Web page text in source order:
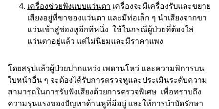
เครื่องช่วยฟังแบบแว่นตา เครื่องจะมีเครื่องรับและขยาย
เสียงอยู่ที่ขาของแว่นตา และมีท่อเล็ก ๆ นำเสียงจากขา
แว่นเข้าสู่ช่องหูอีกทีหนึ่ง ใช้ในกรณีผู้ป่วยที่ต้องใส่
แว่นตาอยู่แล้ว แต่ไม่นิยมและมีราคาแพง
โดยสรุปแล้วผู้ป่วยปากแหว่ง เพดานโหว่ และความพิการบน
ใบหน้าอื่น ๆ จะต้องได้รับการตรวจหูและประเมินระดับความ
สามารถในการรับฟังเสียงด้วยการตรวจพิเศษ เพื่อทราบถึง
ความรุนแรงของปัญหาด้านหูที่มีอยู่ และให้การบำบัดรักษา